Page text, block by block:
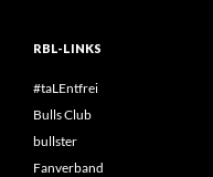
RBL-LINKS
#taLEntfrei
Bulls Club
bullster
Fanverband